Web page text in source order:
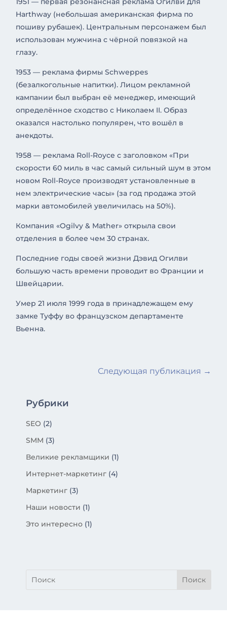
Harthway (небольшая американская фирма по
пошиву рубашек). Центральным персонажем был
использован мужчина с чёрной повязкой на
глазу.
1953 — реклама фирмы Schweppes
(безалкогольные напитки). Лицом рекламной
кампании был выбран её менеджер, имеющий
определённое сходство с Николаем II. Образ
оказался настолько популярен, что вошёл в
анекдоты.
1958 — реклама Roll-Royce с заголовком «При
скорости 60 миль в час самый сильный шум в этом
новом Roll-Royce производят установленные в
нем электрические часы» (за год продажа этой
марки автомобилей увеличилась на 50%).
Компания «Ogilvy & Mather» открыла свои
отделения в более чем 30 странах.
Последние годы своей жизни Дэвид Огилви
большую часть времени проводит во Франции и
Швейцарии.
Умер 21 июля 1999 года в принадлежащем ему
замке Туффу во французском департаменте
Вьенна.
Следующая публикация →
Рубрики
SEO (2)
SMM (3)
Великие рекламщики (1)
Интернет-маркетинг (4)
Маркетинг (3)
Наши новости (1)
Это интересно (1)